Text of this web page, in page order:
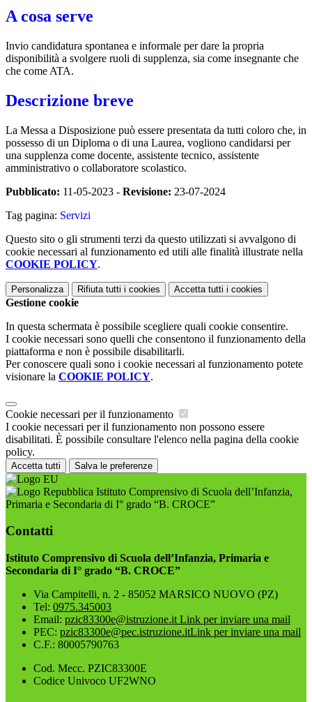
A cosa serve
Invio candidatura spontanea e informale per dare la propria
disponibilità a svolgere ruoli di supplenza, sia come insegnante che
che come ATA.
Descrizione breve
La Messa a Disposizione può essere presentata da tutti coloro che, in
possesso di un Diploma o di una Laurea, vogliono candidarsi per
una supplenza come docente, assistente tecnico, assistente
amministrativo o collaboratore scolastico.
Pubblicato: 11-05-2023 - Revisione: 23-07-2024
Tag pagina: Servizi
Questo sito o gli strumenti terzi da questo utilizzati si avvalgono di
cookie necessari al funzionamento ed utili alle finalità illustrate nella
COOKIE POLICY.
Personalizza Rifiuta tutti i cookies Accetta tutti i cookies
Gestione cookie
In questa schermata è possibile scegliere quali cookie consentire.
I cookie necessari sono quelli che consentono il funzionamento della
piattaforma e non è possibile disabilitarli.
Per conoscere quali sono i cookie necessari al funzionamento potete
visionare la COOKIE POLICY.
Cookie necessari per il funzionamento
I cookie necessari per il funzionamento non possono essere
disabilitati. È possibile consultare l'elenco nella pagina della cookie
policy.
Accetta tutti Salva le preferenze
Istituto Comprensivo di Scuola dell’Infanzia,
Primaria e Secondaria di I° grado “B. CROCE”
Contatti
Istituto Comprensivo di Scuola dell’Infanzia, Primaria e
Secondaria di I° grado “B. CROCE”
Via Campitelli, n. 2 - 85052 MARSICO NUOVO (PZ)
Tel: 0975.345003
Email: pzic83300e@istruzione.it Link per inviare una mail
PEC: pzic83300e@pec.istruzione.itLink per inviare una mail
C.F.: 80005790763
Cod. Mecc. PZIC83300E
Codice Univoco UF2WNO